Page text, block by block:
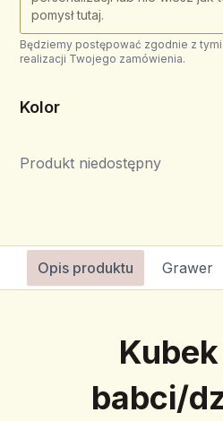
Będziemy postępować zgodnie z
realizacji Twojego zamówienia.
Kolor
Produkt niedostępny
Opis produktu Grawer
babci/